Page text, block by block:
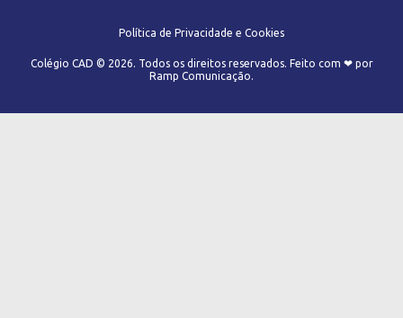
Política de Privacidade e Cookies
Colégio CAD © 2026. Todos os direitos reservados. Feito com ❤ por
Ramp Comunicação.